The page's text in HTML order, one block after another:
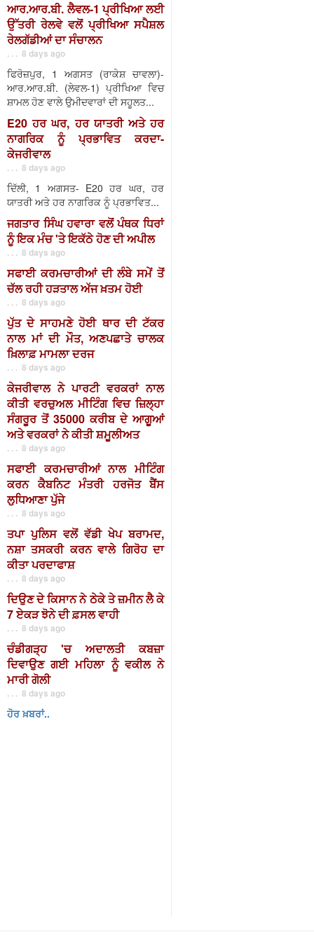
ਆਰ.ਆਰ.ਬੀ. ਲੈਵਲ-1 ਪ੍ਰੀਖਿਆ ਲਈ
ਉੱਤਰੀ ਰੇਲਵੇ ਵਲੋਂ ਪ੍ਰੀਖਿਆ ਸਪੈਸ਼ਲ
ਰੇਲਗੱਡੀਆਂ ਦਾ ਸੰਚਾਲਨ
. . . 8 days ago
ਫਿਰੋਜ਼ਪੁਰ, 1 ਅਗਸਤ (ਰਾਕੇਸ਼ ਚਾਵਲਾ)-
ਆਰ.ਆਰ.ਬੀ. (ਲੇਵਲ-1) ਪ੍ਰੀਖਿਆ ਵਿਚ
ਸ਼ਾਮਲ ਹੋਣ ਵਾਲੇ ਉਮੀਦਵਾਰਾਂ ਦੀ ਸਹੂਲਤ...
E20 ਹਰ ਘਰ, ਹਰ ਯਾਤਰੀ ਅਤੇ ਹਰ
ਨਾਗਰਿਕ ਨੂੰ ਪ੍ਰਭਾਵਿਤ ਕਰਦਾ-
ਕੇਜਰੀਵਾਲ
. . . 8 days ago
ਦਿੱਲੀ, 1 ਅਗਸਤ- E20 ਹਰ ਘਰ, ਹਰ
ਯਾਤਰੀ ਅਤੇ ਹਰ ਨਾਗਰਿਕ ਨੂੰ ਪ੍ਰਭਾਵਿਤ...
ਜਗਤਾਰ ਸਿੰਘ ਹਵਾਰਾ ਵਲੋਂ ਪੰਥਕ ਧਿਰਾਂ
ਨੂੰ ਇਕ ਮੰਚ 'ਤੇ ਇਕੱਠੇ ਹੋਣ ਦੀ ਅਪੀਲ
. . . 8 days ago
ਸਫਾਈ ਕਰਮਚਾਰੀਆਂ ਦੀ ਲੰਬੇ ਸਮੇਂ ਤੋਂ
ਚੱਲ ਰਹੀ ਹੜਤਾਲ ਅੱਜ ਖ਼ਤਮ ਹੋਈ
. . . 8 days ago
ਪੁੱਤ ਦੇ ਸਾਹਮਣੇ ਹੋਈ ਥਾਰ ਦੀ ਟੱਕਰ
ਨਾਲ ਮਾਂ ਦੀ ਮੌਤ, ਅਣਪਛਾਤੇ ਚਾਲਕ
ਖ਼ਿਲਾਫ਼ ਮਾਮਲਾ ਦਰਜ
. . . 8 days ago
ਕੇਜਰੀਵਾਲ ਨੇ ਪਾਰਟੀ ਵਰਕਰਾਂ ਨਾਲ
ਕੀਤੀ ਵਰਚੁਅਲ ਮੀਟਿੰਗ ਵਿਚ ਜ਼ਿਲ੍ਹਾ
ਸੰਗਰੂਰ ਤੋਂ 35000 ਕਰੀਬ ਦੇ ਆਗੂਆਂ
ਅਤੇ ਵਰਕਰਾਂ ਨੇ ਕੀਤੀ ਸ਼ਮੂਲੀਅਤ
. . . 8 days ago
ਸਫਾਈ ਕਰਮਚਾਰੀਆਂ ਨਾਲ ਮੀਟਿੰਗ
ਕਰਨ ਕੈਬਨਿਟ ਮੰਤਰੀ ਹਰਜੋਤ ਬੈਂਸ
ਲੁਧਿਆਣਾ ਪੁੱਜੇ
. . . 8 days ago
ਤਪਾ ਪੁਲਿਸ ਵਲੋਂ ਵੱਡੀ ਖੇਪ ਬਰਾਮਦ,
ਨਸ਼ਾ ਤਸਕਰੀ ਕਰਨ ਵਾਲੇ ਗਿਰੋਹ ਦਾ
ਕੀਤਾ ਪਰਦਾਫਾਸ਼
. . . 8 days ago
ਦਿਉਣ ਦੇ ਕਿਸਾਨ ਨੇ ਠੇਕੇ ਤੇ ਜ਼ਮੀਨ ਲੈ ਕੇ
7 ਏਕੜ ਝੋਨੇ ਦੀ ਫ਼ਸਲ ਵਾਹੀ
. . . 8 days ago
ਚੰਡੀਗੜ੍ਹ 'ਚ ਅਦਾਲਤੀ ਕਬਜ਼ਾ
ਦਿਵਾਉਣ ਗਈ ਮਹਿਲਾ ਨੂੰ ਵਕੀਲ ਨੇ
ਮਾਰੀ ਗੋਲੀ
. . . 8 days ago
ਹੋਰ ਖ਼ਬਰਾਂ..